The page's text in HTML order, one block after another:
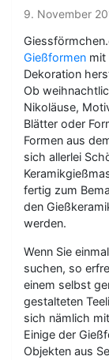
9. November
Gießformen mit
Dekoration
Ob
Nikoläuse,
Blätter oder
Formen aus
sich allerlei
fertig zum
den
werden.
Wenn Sie
suchen, so
einem selbst
gestalteten
sich nämlich
Einige der
Objekten aus